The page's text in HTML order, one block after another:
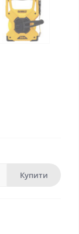
Купити